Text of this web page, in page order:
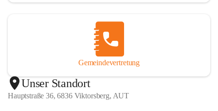
Gemeindevertretung
Unser Standort
Hauptstraße 36, 6836 Viktorsberg, AUT